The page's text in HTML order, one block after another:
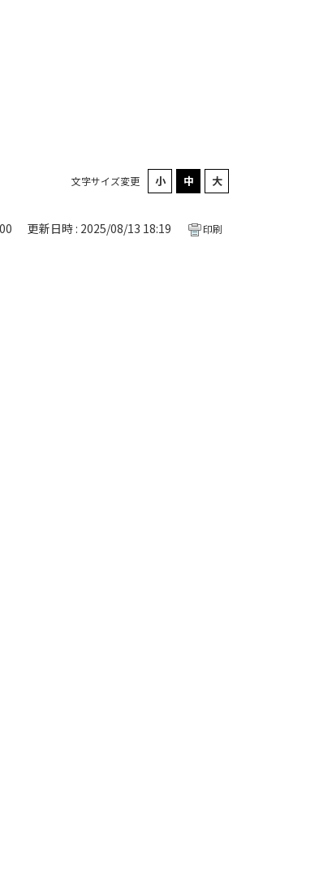
文字サイズ変更
更新日時 : 2025/08/13 18:19 印刷